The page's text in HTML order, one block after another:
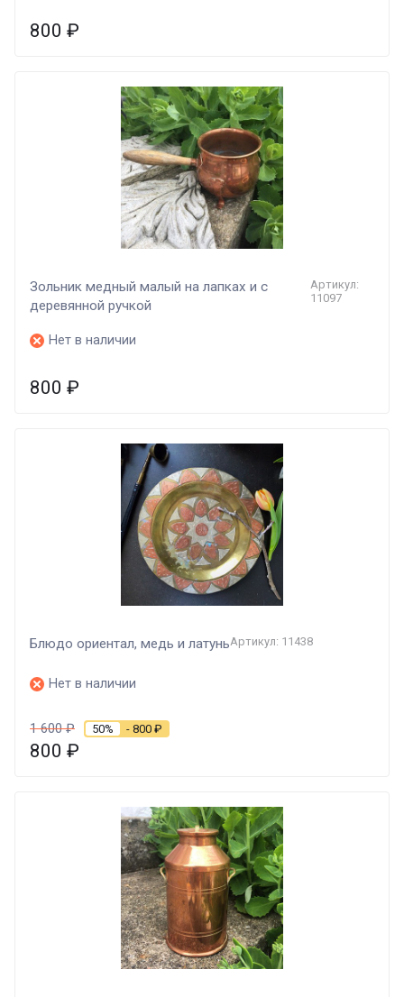
800 ₽
Зольник медный малый на лапках и с
деревянной ручкой
Артикул:
11097
Нет в наличии
800 ₽
Блюдо ориентал, медь и латуньАртикул: 11438
Нет в наличии
1 600₽ 50% - 800 ₽
800 ₽